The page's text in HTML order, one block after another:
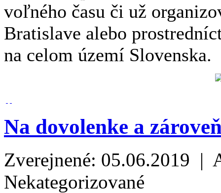
voľného času či už
Bratislave alebo
na celom území Slovenska.
Na dovolenke a
Zverejnené: 05.06.2019 |
Nekategorizované